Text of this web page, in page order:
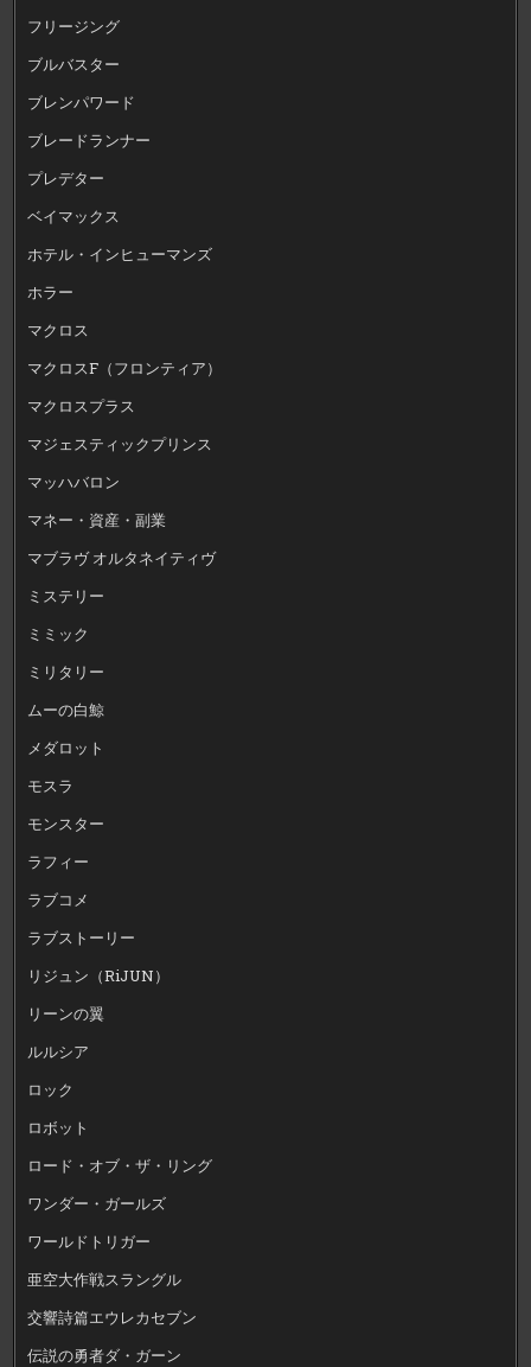
フリージング
ブルバスター
ブレンパワード
ブレードランナー
プレデター
ベイマックス
ホテル・インヒューマンズ
ホラー
マクロス
マクロスF（フロンティア）
マクロスプラス
マジェスティックプリンス
マッハバロン
マネー・資産・副業
マブラヴ オルタネイティヴ
ミステリー
ミミック
ミリタリー
ムーの白鯨
メダロット
モスラ
モンスター
ラフィー
ラブコメ
ラブストーリー
リジュン（RiJUN）
リーンの翼
ルルシア
ロック
ロボット
ロード・オブ・ザ・リング
ワンダー・ガールズ
ワールドトリガー
亜空大作戦スラングル
交響詩篇エウレカセブン
伝説の勇者ダ・ガーン